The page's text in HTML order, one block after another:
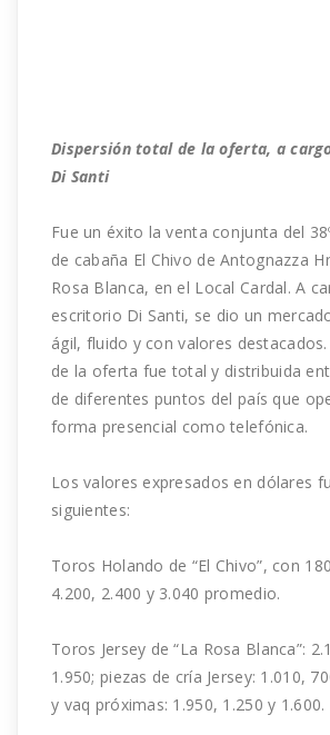
Dispersión total de la oferta, a
Di Santi
Fue un éxito la venta conjunta del
de cabaña El Chivo de Antognazza
Rosa Blanca, en el Local Cardal. A
escritorio Di Santi, se dio un
ágil, fluido y con valores
de la oferta fue total y distribuida
de diferentes puntos del país que
forma presencial como telefónica.
Los valores expresados en dólares
siguientes:
Toros Holando de “El Chivo”, con
4.200, 2.400 y 3.040 promedio.
Toros Jersey de “La Rosa Blanca”:
1.950; piezas de cría Jersey: 1.010,
y vaq próximas: 1.950, 1.250 y 1.600.